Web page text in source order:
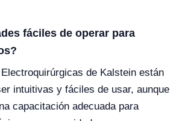
fáciles de operar para
de Kalstein están
intuitivas y fáciles de usar, aunque
capacitación adecuada para